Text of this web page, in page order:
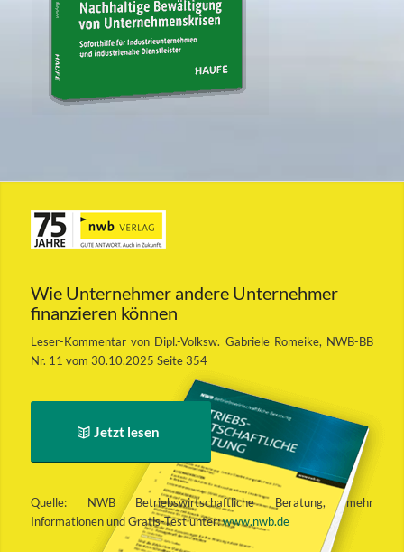
Wie Unternehmer andere Unternehmer
finanzieren können
Leser-Kommentar von Dipl.-Volksw. Gabriele Romeike, NWB-BB
Nr. 11 vom 30.10.2025 Seite 354
Jetzt lesen
Quelle: NWB Betriebswirtschaftliche Beratung, mehr
Informationen und Gratis-Test unter:www.nwb.de